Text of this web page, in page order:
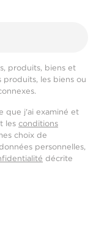
produits, biens et
produits, les biens ou
que j'ai examiné et
les conditions
choix de
personnelles,
décrite